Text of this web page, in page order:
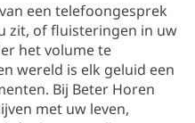
een telefoongesprek
zit, of fluisteringen in uw
het volume te
wereld is elk geluid een
Bij Beter Horen
met uw leven,